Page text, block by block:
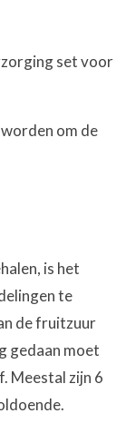
set voor
om de
is het
te
de fruitzuur
gedaan moet
Meestal zijn 6